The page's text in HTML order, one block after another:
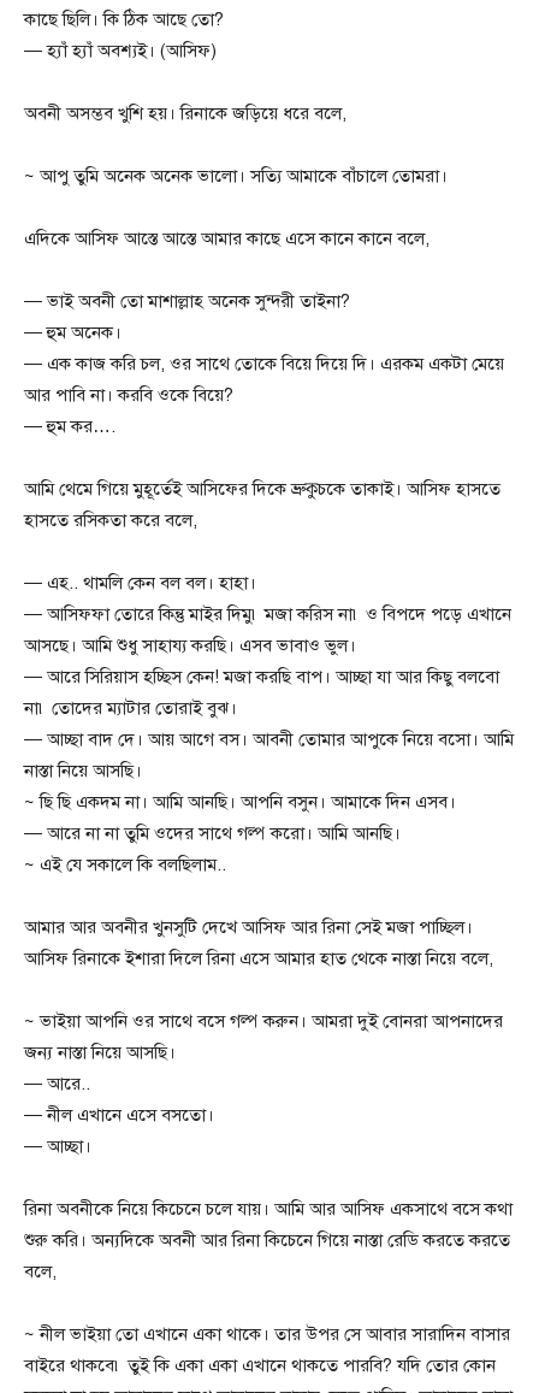
কাছে ছিলি। কি ঠিক আছে তো?
— হ্যাঁ হ্যাঁ অবশ্যই। (আসিফ)
অবনী অসম্ভব খুশি হয়। রিনাকে জড়িয়ে ধরে বলে,
~ আপু তুমি অনেক অনেক ভালো। সত্যি আমাকে বাঁচালে তোমরা।
এদিকে আসিফ আস্তে আস্তে আমার কাছে এসে কানে কানে বলে,
— ভাই অবনী তো মাশাল্লাহ অনেক সুন্দরী তাইনা?
— হুম অনেক।
— এক কাজ করি চল, ওর সাথে তোকে বিয়ে দিয়ে দি। এরকম একটা মেয়ে
আর পাবি না। করবি ওকে বিয়ে?
— হুম কর….
আমি থেমে গিয়ে মুহূর্তেই আসিফের দিকে ভ্রুকুচকে তাকাই। আসিফ হাসতে
হাসতে রসিকতা করে বলে,
— এহ.. থামলি কেন বল বল। হাহা।
— আসিফফা তোরে কিন্তু মাইর দিমু৷ মজা করিস না৷ ও বিপদে পড়ে এখানে
আসছে। আমি শুধু সাহায্য করছি। এসব ভাবাও ভুল।
— আরে সিরিয়াস হচ্ছিস কেন! মজা করছি বাপ। আচ্ছা যা আর কিছু বলবো
না৷ তোদের ম্যাটার তোরাই বুঝ।
— আচ্ছা বাদ দে। আয় আগে বস। আবনী তোমার আপুকে নিয়ে বসো। আমি
নাস্তা নিয়ে আসছি।
~ ছি ছি একদম না। আমি আনছি। আপনি বসুন। আমাকে দিন এসব।
— আরে না না তুমি ওদের সাথে গল্প করো। আমি আনছি।
~ এই যে সকালে কি বলছিলাম..
আমার আর অবনীর খুনসুটি দেখে আসিফ আর রিনা সেই মজা পাচ্ছিল।
আসিফ রিনাকে ইশারা দিলে রিনা এসে আমার হাত থেকে নাস্তা নিয়ে বলে,
~ ভাইয়া আপনি ওর সাথে বসে গল্প করুন। আমরা দুই বোনরা আপনাদের
জন্য নাস্তা নিয়ে আসছি।
— আরে..
— নীল এখানে এসে বসতো।
— আচ্ছা।
রিনা অবনীকে নিয়ে কিচেনে চলে যায়। আমি আর আসিফ একসাথে বসে কথা
শুরু করি। অন্যদিকে অবনী আর রিনা কিচেনে গিয়ে নাস্তা রেডি করতে করতে
বলে,
~ নীল ভাইয়া তো এখানে একা থাকে। তার উপর সে আবার সারাদিন বাসার
বাইরে থাকবে৷ তুই কি একা একা এখানে থাকতে পারবি? যদি তোর কোন